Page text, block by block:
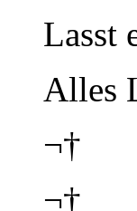
Lasst
Alles
¬†
¬†